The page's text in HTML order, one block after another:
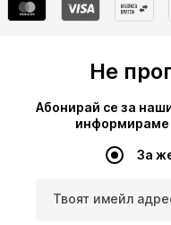
Не
Абонирай се за
информираме
За
Твоят имейл